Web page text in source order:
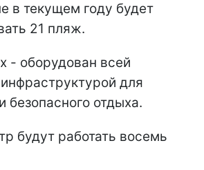
в текущем году будет
21 пляж.
- оборудован всей
для
безопасного отдыха.
будут работать восемь